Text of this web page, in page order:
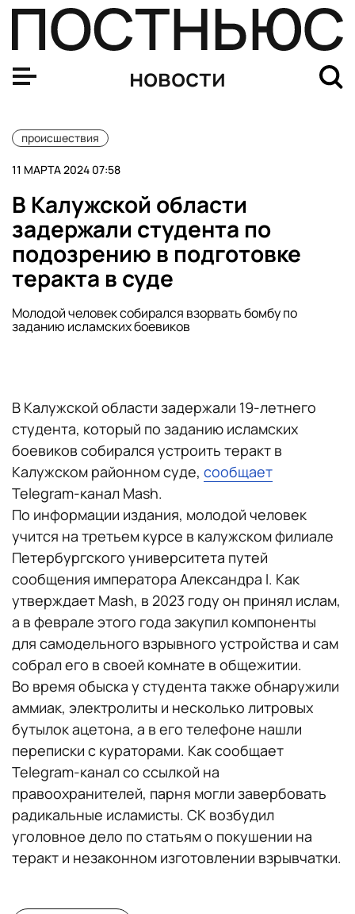
новости
происшествия
11 МАРТА 2024 07:58
В Калужской области
задержали студента по
подозрению в подготовке
теракта в суде
Молодой человек собирался взорвать бомбу по
заданию исламских боевиков
В Калужской области задержали 19-летнего
студента, который по заданию исламских
боевиков собирался устроить теракт в
Калужском районном суде, сообщает
Telegram-канал Mash.
По информации издания, молодой человек
учится на третьем курсе в калужском филиале
Петербургского университета путей
сообщения императора Александра I. Как
утверждает Mash, в 2023 году он принял ислам,
а в феврале этого года закупил компоненты
для самодельного взрывного устройства и сам
собрал его в своей комнате в общежитии.
Во время обыска у студента также обнаружили
аммиак, электролиты и несколько литровых
бутылок ацетона, а в его телефоне нашли
переписки с кураторами. Как сообщает
Telegram-канал со ссылкой на
правоохранителей, парня могли завербовать
радикальные исламисты. СК возбудил
уголовное дело по статьям о покушении на
теракт и незаконном изготовлении взрывчатки.
The Hindu: гражданин Индии погиб в зоне СВО